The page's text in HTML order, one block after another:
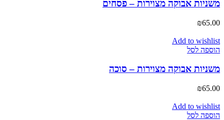
משניות אבוקה מצוירות – פסחים
₪65.00
Add to wishlist
הוספה לסל
משניות אבוקה מצוירות – סוכה
₪65.00
Add to wishlist
הוספה לסל